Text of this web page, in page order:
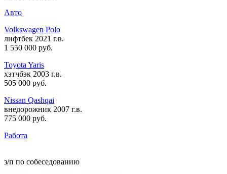
Авто
Volkswagen Polo
лифтбек 2021 г.в.
1 550 000 руб.
Toyota Yaris
хэтчбэк 2003 г.в.
505 000 руб.
Nissan Qashqai
внедорожник 2007 г.в.
775 000 руб.
Работа
з/п по собеседованию